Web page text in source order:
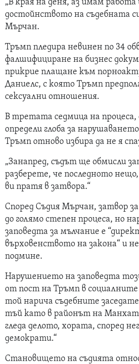
„В края на деня, аз имам
достойнството на съдебната
Мърчан.
Тръмп пледира невинен по 34
фалшифициране на бизнес
прикрие плащане към
Даниелс, с която Тръмп
сексуални отношения.
В третата седмица на процеса,
определи глоба за
Тръмп отново избира да не я
„Занапред, съдът ще обмисли
разберете, че последното
ви пратя в затвора.“
Според Съдия Мърчан, затвор
до голямо степен процеса, но
заповедта за мълчание е
върховенството на закона“ и
подмине.
Нарушението на заповедта
от пост на Тръмп в
той нарича съдебните
тъй като в районът на
гледа делото, хората, според
демократи.“
Становището на съдията